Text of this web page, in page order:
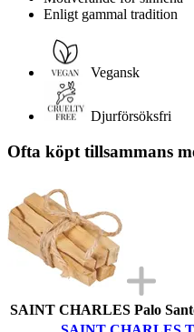
Enligt gammal tradition
Vegansk
Djurförsöksfri
Ofta köpt tillsammans
SAINT CHARLES Palo